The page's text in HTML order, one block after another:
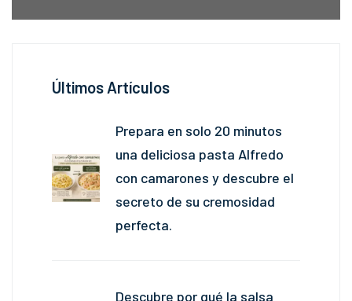
Últimos Artículos
Prepara en solo 20 minutos
una deliciosa pasta Alfredo
con camarones y descubre el
secreto de su cremosidad
perfecta.
Descubre por qué la salsa